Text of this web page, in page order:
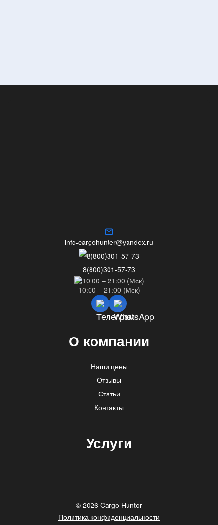
О компании
Наши цены
Отзывы
Статьи
Контакты
Услуги
info-cargohunter@yandex.ru
8(800)301-57-73
10:00 – 21:00 (Мск)
© 2026 Cargo Hunter
Политика конфиденциальности